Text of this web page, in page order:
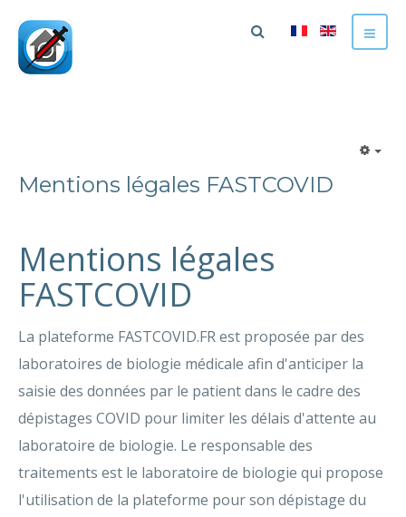
Mentions légales FASTCOVID
Mentions légales
FASTCOVID
La plateforme FASTCOVID.FR est proposée par des
laboratoires de biologie médicale afin d'anticiper la
saisie des données par le patient dans le cadre des
dépistages COVID pour limiter les délais d'attente au
laboratoire de biologie. Le responsable des
traitements est le laboratoire de biologie qui propose
l'utilisation de la plateforme pour son dépistage du